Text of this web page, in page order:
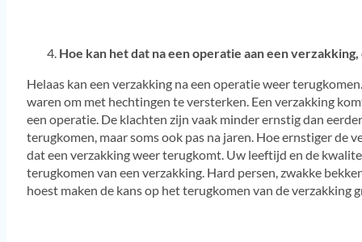
Hoe kan het dat na een operatie aan een
Helaas kan een verzakking na een operatie weer
waren om met hechtingen te versterken. Een verzakking
een operatie. De klachten zijn vaak minder ernstig dan
terugkomen, maar soms ook pas na jaren. Hoe ernstiger de
dat een verzakking weer terugkomt. Uw leeftijd en de
terugkomen van een verzakking. Hard persen, zwakke
hoest maken de kans op het terugkomen van de verzakking